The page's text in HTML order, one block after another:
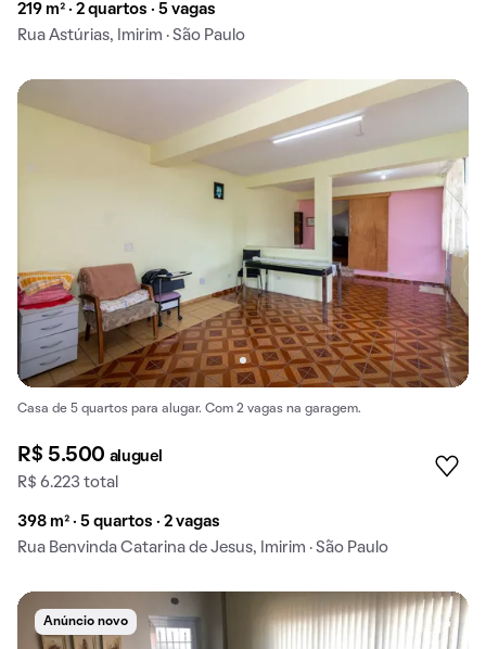
219 m² · 2 quartos · 5 vagas
Rua Astúrias, Imirim · São Paulo
Casa de 5 quartos para alugar. Com 2 vagas na garagem.
R$ 5.500 aluguel
R$ 6.223 total
398 m² · 5 quartos · 2 vagas
Rua Benvinda Catarina de Jesus, Imirim · São Paulo
Anúncio novo